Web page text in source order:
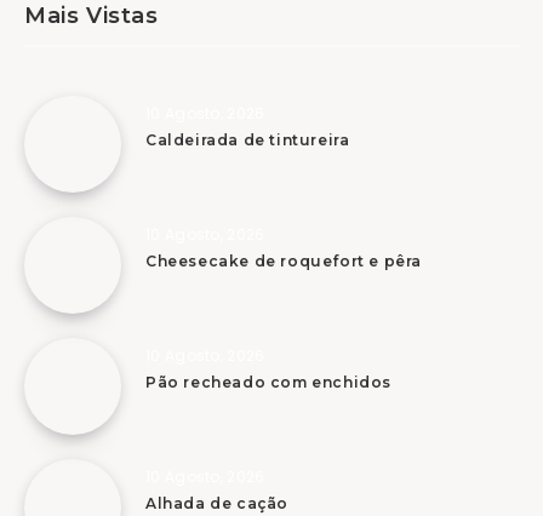
Mais Vistas
Caldeirada de tintureira
Cheesecake de roquefort e pêra
Pão recheado com enchidos
Alhada de cação